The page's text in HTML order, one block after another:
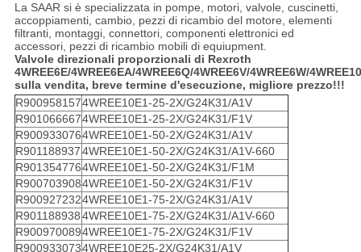
La SAAR si è specializzata in pompe, motori, valvole, cuscinetti,
accoppiamenti, cambio, pezzi di ricambio del motore, elementi
filtranti, montaggi, connettori, componenti elettronici ed
accessori, pezzi di ricambio mobili di equiupment.
Valvole direzionali proporzionali di Rexroth
4WREE6E/4WREE6EA/4WREE6Q/4WREE6V/4WREE6W/
sulla vendita, breve termine d'esecuzione, migliore prezzo!!!
R9009581574WREE10E1-25-2X/G24K31/A1V
R9010666674WREE10E1-25-2X/G24K31/F1V
R9009330764WREE10E1-50-2X/G24K31/A1V
R9011889374WREE10E1-50-2X/G24K31/A1V-660
R9013547764WREE10E1-50-2X/G24K31/F1M
R9007039084WREE10E1-50-2X/G24K31/F1V
R9009272324WREE10E1-75-2X/G24K31/A1V
R9011889384WREE10E1-75-2X/G24K31/A1V-660
R9009700894WREE10E1-75-2X/G24K31/F1V
R9009330734WREE10E25-2X/G24K31/A1V